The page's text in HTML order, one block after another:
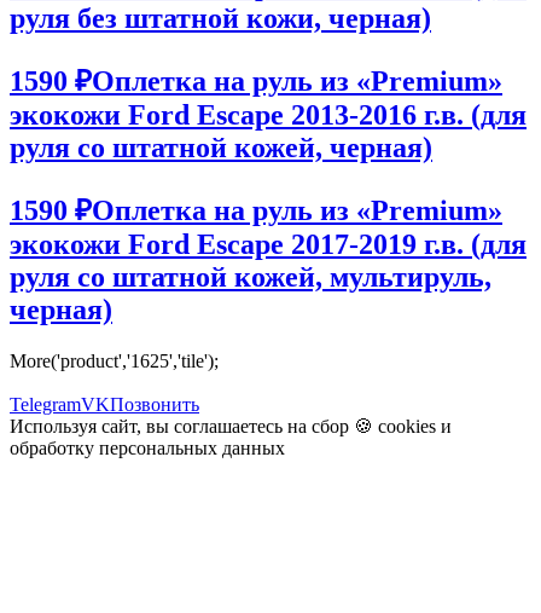
руля без штатной кожи, черная)
1590 ₽Оплетка на руль из «Premium»
экокожи Ford Escape 2013-2016 г.в. (для
руля со штатной кожей, черная)
1590 ₽Оплетка на руль из «Premium»
экокожи Ford Escape 2017-2019 г.в. (для
руля со штатной кожей, мультируль,
черная)
More('product','1625','tile');
TelegramVKПозвонить
Используя сайт, вы соглашаетесь на сбор 🍪 cookies и
обработку персональных данных